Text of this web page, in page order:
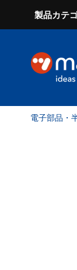
製品カテ
電子部品・